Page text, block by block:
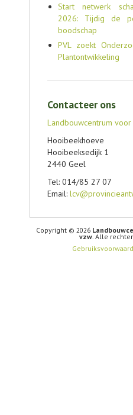
Start netwerk
2026: Tijdig de
boodschap
PVL zoekt
Plantontwikkeling
Contacteer ons
Landbouwcentrum
Hooibeekhoeve
Hooibeeksedijk 1
2440 Geel
Tel: 014/85 27 07
Email:
Copyright © 2026
vzw. Alle